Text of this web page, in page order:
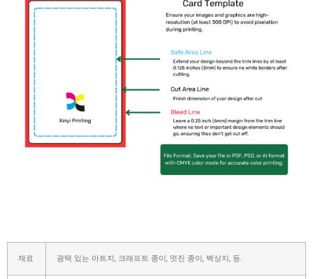
재료 광택 있는 아트지, 크래프트 종이, 멋진 종이, 백상지, 등.